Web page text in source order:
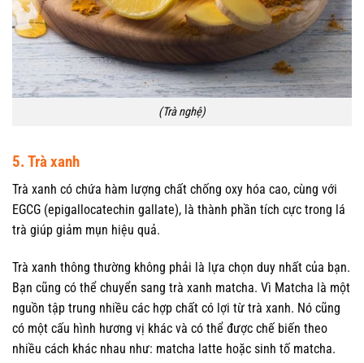
(Trà nghệ)
5. Trà xanh
Trà xanh có chứa hàm lượng chất chống oxy hóa cao, cùng với
EGCG (epigallocatechin gallate), là thành phần tích cực trong lá
trà giúp giảm mụn hiệu quả.
Trà xanh thông thường không phải là lựa chọn duy nhất của bạn.
Bạn cũng có thể chuyển sang trà xanh matcha. Vì Matcha là một
nguồn tập trung nhiều các hợp chất có lợi từ trà xanh. Nó cũng
có một cấu hình hương vị khác và có thể được chế biến theo
nhiều cách khác nhau như: matcha latte hoặc sinh tố matcha.